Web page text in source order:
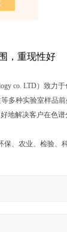
，重现性好
co. LTD）致
多种实验室样品
地解决客户在色
、农业、检验、